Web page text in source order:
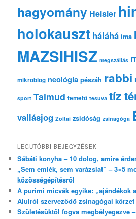
hagyomány Heisler
holokauszt háláhá ima
MAZSIHISZ megszállás
mikroblog neológia pészáh rabbi
sport Talmud temető tesuva tíz
vallásjog Zoltai zsidóság zsinagóga
LEGUTÓBBI BEJEGYZÉSEK
Sábáti konyha – 10 dolog, amire
„Sem emlék, sem varázslat” – 3×5
közösségépítésről
A purimi micvák egyike: „ajándékok
Alulról szerveződő zsinagógai körzet
Születésüktől fogva megbélyegezve